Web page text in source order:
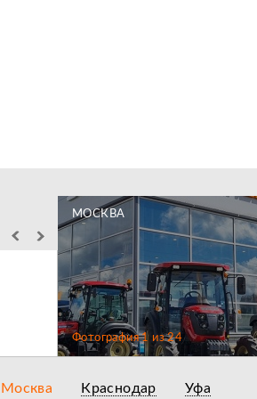
Льготное
послегарантийное
обслуживание
МОСКВА
Фотография1 из24
Москва Краснодар Уфа